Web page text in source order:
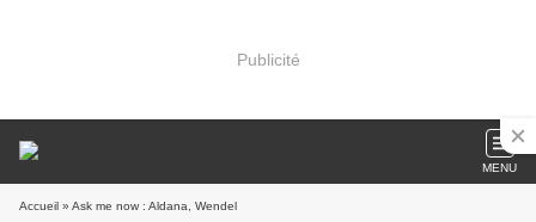
Publicité
MENU
Accueil » Ask me now : Aldana, Wendel